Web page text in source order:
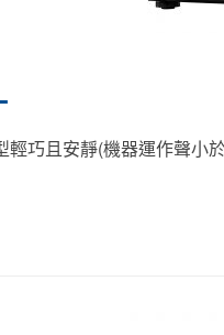
巧且安靜(機器運作聲